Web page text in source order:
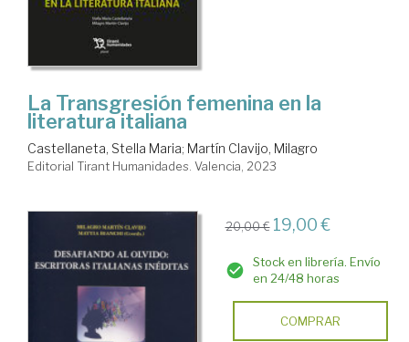
La Transgresión femenina en la
literatura italiana
Castellaneta, Stella Maria; Martín Clavijo, Milagro
Editorial Tirant Humanidades. Valencia, 2023
20,00 € 19,00 €
Stock en librería. Envío
en 24/48 horas
COMPRAR